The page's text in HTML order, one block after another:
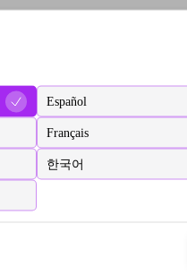
Español
Français
한국어